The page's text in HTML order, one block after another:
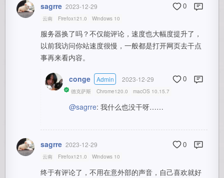
sagrre 2023-12-29 0
云南 Firefox121.0 Windows 10
服务器换了吗？不仅能评论，速度也大幅度提升了，
以前我访问你站速度很慢，一般都是打开网页去干点
事再来看内容。
conge Admin 2023-12-29 0
德克萨斯 Chrome120.0 macOS 10.15.7
@sagrre: 我什么也没干呀……
sagrre 2023-12-29 0
云南 Firefox121.0 Windows 10
终于有评论了，不用在意外部的声音，自己喜欢就好